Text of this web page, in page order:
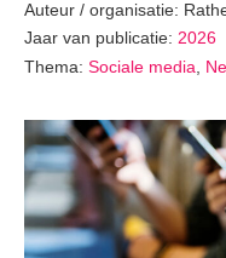
Auteur / organisatie:
Jaar van publicatie: 2026
Thema: Sociale media,